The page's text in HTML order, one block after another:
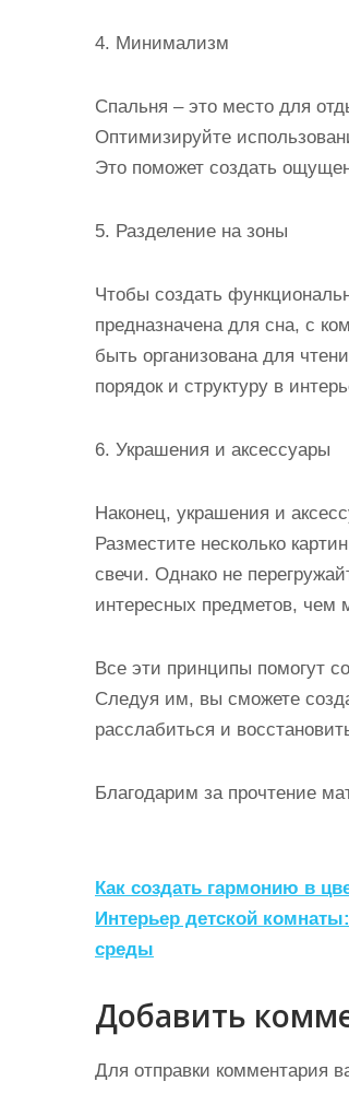
4. Минимализм
Спальня – это место для
Оптимизируйте
Это поможет создать
5. Разделение на зоны
Чтобы создать
предназначена для сна, с
быть организована для
порядок и структуру в
6. Украшения и аксессуары
Наконец, украшения и
Разместите несколько
свечи. Однако не
интересных предметов, чем
Все эти принципы помогут
Следуя им, вы сможете
расслабиться и
Благодарим за прочтение
Н
а
в
и
г
а
Как создать гармонию в
Интерьер детской
среды
Добавить
Для отправки комментария